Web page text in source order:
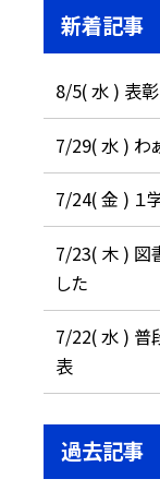
新着記事
8/5( 水 ) 表彰
7/29( 水 ) わ
7/24( 金 ) １
7/23( 木 ) 図
した
7/22( 水 ) 普
表
過去記事